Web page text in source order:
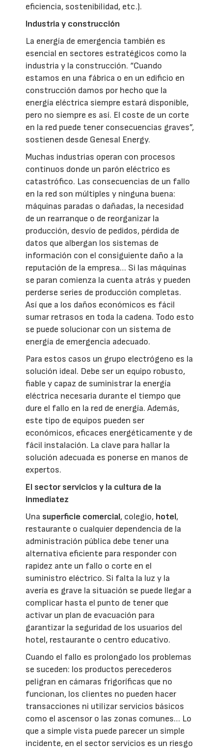
eficiencia, sostenibilidad, etc.).
Industria y construcción
La energía de emergencia también es
esencial en sectores estratégicos como la
industria y la construcción. “Cuando
estamos en una fábrica o en un edificio en
construcción damos por hecho que la
energía eléctrica siempre estará disponible,
pero no siempre es así. El coste de un corte
en la red puede tener consecuencias graves”,
sostienen desde Genesal Energy.
Muchas industrias operan con procesos
continuos donde un parón eléctrico es
catastrófico. Las consecuencias de un fallo
en la red son múltiples y ninguna buena:
máquinas paradas o dañadas, la necesidad
de un rearranque o de reorganizar la
producción, desvío de pedidos, pérdida de
datos que albergan los sistemas de
información con el consiguiente daño a la
reputación de la empresa… Si las máquinas
se paran comienza la cuenta atrás y pueden
perderse series de producción completas.
Así que a los daños económicos es fácil
sumar retrasos en toda la cadena. Todo esto
se puede solucionar con un sistema de
energía de emergencia adecuado.
Para estos casos un grupo electrógeno es la
solución ideal. Debe ser un equipo robusto,
fiable y capaz de suministrar la energía
eléctrica necesaria durante el tiempo que
dure el fallo en la red de energía. Además,
este tipo de equipos pueden ser
económicos, eficaces energéticamente y de
fácil instalación. La clave para hallar la
solución adecuada es ponerse en manos de
expertos.
El sector servicios y la cultura de la
inmediatez
Una superficie comercial, colegio, hotel,
restaurante o cualquier dependencia de la
administración pública debe tener una
alternativa eficiente para responder con
rapidez ante un fallo o corte en el
suministro eléctrico. Si falta la luz y la
avería es grave la situación se puede llegar a
complicar hasta el punto de tener que
activar un plan de evacuación para
garantizar la seguridad de los usuarios del
hotel, restaurante o centro educativo.
Cuando el fallo es prolongado los problemas
se suceden: los productos perecederos
peligran en cámaras frigoríficas que no
funcionan, los clientes no pueden hacer
transacciones ni utilizar servicios básicos
como el ascensor o las zonas comunes… Lo
que a simple vista puede parecer un simple
incidente, en el sector servicios es un riesgo